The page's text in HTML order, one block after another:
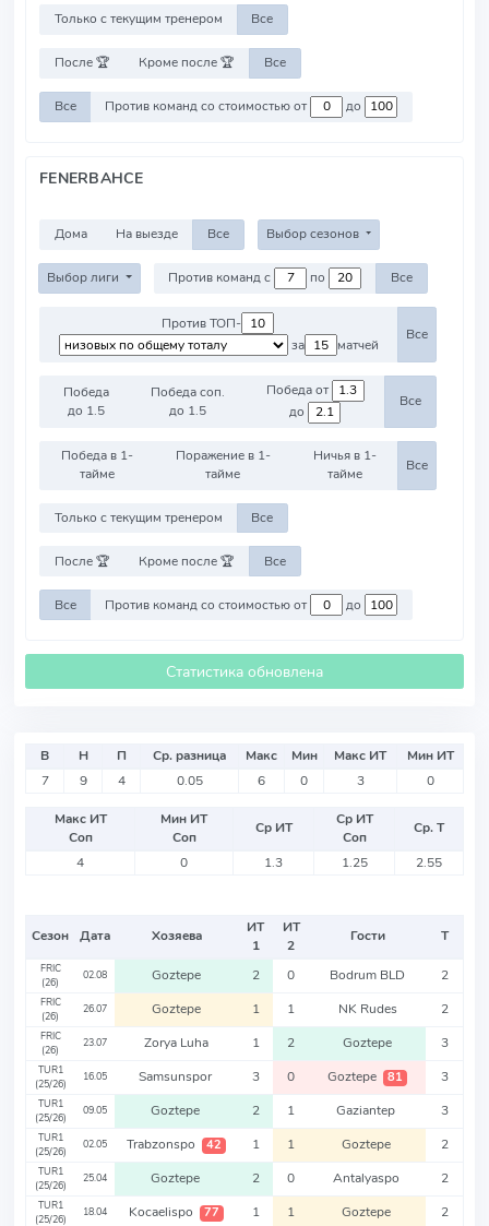
Только с текущим тренером Все
После 🏆 Кроме после 🏆 Все
Все Против команд со стоимостью от до
FENERBAHCE
Дома На выезде Все Выбор сезонов
Выбор лиги Против команд с по Все
Против ТОП-
за
матчей
Все
Победа
до 1.5
Победа соп.
до 1.5
Победа от
до
Все
Победа в 1-
тайме
Поражение в 1-
тайме
Ничья в 1-
тайме
Все
Только с текущим тренером Все
После 🏆 Кроме после 🏆 Все
Все Против команд со стоимостью от до
Статистика обновлена
В Н П Ср. разница Макс Мин Макс ИТ
Мин ИТ
7
9 4 0.05 6 0 3 0
Макс ИТ
Соп
Мин ИТ
Соп
Ср ИТ
Ср ИТ
Соп
Ср. Т
4
0 1.3 1.25 2.55
Сезон Дата Хозяева
ИТ
1
ИТ
2
Гости Т
FRIC
(26)
02.08 Goztepe 2 0 Bodrum BLD 2
FRIC
(26)
26.07 Goztepe 1 1 NK Rudes 2
FRIC
(26)
23.07 Zorya Luha 1 2 Goztepe 3
TUR1
(25/26)
16.05 Samsunspor 3 0 Goztepe 81 3
TUR1
(25/26)
09.05 Goztepe 2 1 Gaziantep 3
TUR1
(25/26)
02.05 Trabzonspo 42 1 1 Goztepe 2
TUR1
(25/26)
25.04 Goztepe 2 0 Antalyaspo 2
TUR1
(25/26)
18.04 Kocaelispo 77 1 1 Goztepe 2